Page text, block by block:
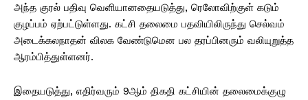
அந்த குரல் பதிவு வெளியானதையடுத்து, ரெலோவிற்குள் கடும்
குழப்பம் ஏற்பட்டுள்ளது. கட்சி தலைமை பதவியிலிருந்து செல்வம்
அடைக்கலநாதன் விலக வேண்டுமென பல தரப்பினரும் வலியுறுத்த
ஆரம்பித்துள்ளனர்.
இதையடுத்து, எதிர்வரும் 9ஆம் திகதி கட்சியின் தலைமைக்குழு